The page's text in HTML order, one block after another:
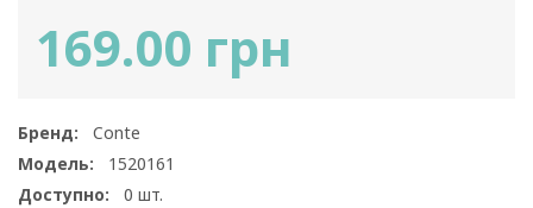
169.00 грн
Бренд:
Conte
Модель:
1520161
Доступно:
0 шт.